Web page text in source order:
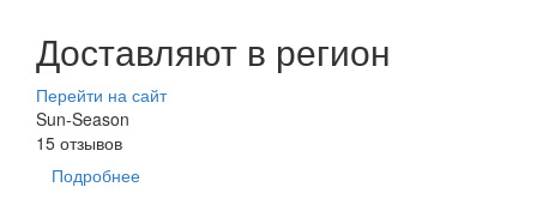
Доставляют в регион
Перейти на сайт
Sun-Season
15 отзывов
Подробнее